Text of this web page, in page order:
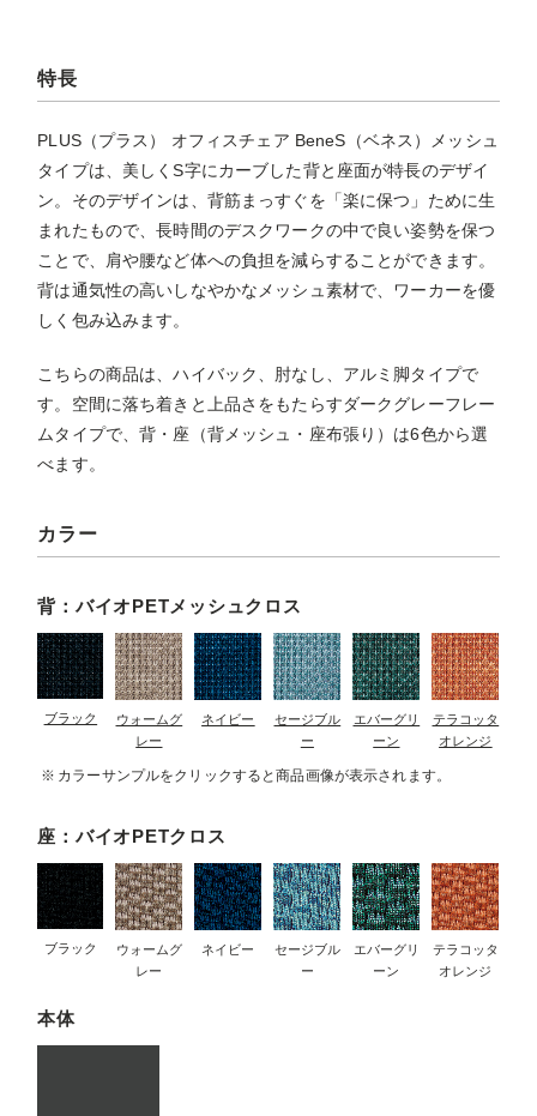
特長
PLUS（プラス） オフィスチェア BeneS（ベネス）メッシュ
タイプは、美しくS字にカーブした背と座面が特長のデザイ
ン。そのデザインは、背筋まっすぐを「楽に保つ」ために生
まれたもので、長時間のデスクワークの中で良い姿勢を保つ
ことで、肩や腰など体への負担を減らすることができます。
背は通気性の高いしなやかなメッシュ素材で、ワーカーを優
しく包み込みます。
こちらの商品は、ハイバック、肘なし、アルミ脚タイプで
す。空間に落ち着きと上品さをもたらすダークグレーフレー
ムタイプで、背・座（背メッシュ・座布張り）は6色から選
べます。
カラー
背：バイオPETメッシュクロス
ブラック
ウォームグ
レー
ネイビー
セージブル
ー
エバーグリ
ーン
テラコッタ
オレンジ
カラーサンプルをクリックすると商品画像が表示されます。
座：バイオPETクロス
ブラック
ウォームグ
レー
ネイビー
セージブル
ー
エバーグリ
ーン
テラコッタ
オレンジ
本体